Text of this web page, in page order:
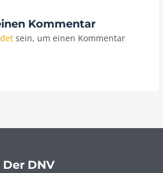
Kommentar
sein, um einen Kommentar
Der DNV